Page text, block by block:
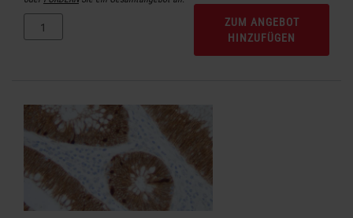
ZUM ANGEBOT
HINZUFÜGEN